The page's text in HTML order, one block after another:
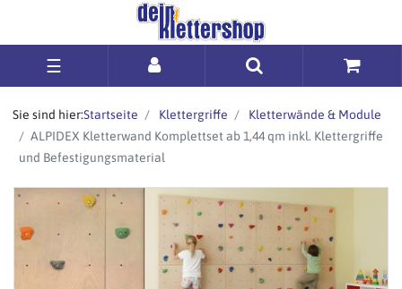
☰
Sie sind hier:Startseite Klettergriffe
Kletterwände & Module
ALPIDEX Kletterwand Komplettset ab 1,44 qm inkl. Klettergriffe
und Befestigungsmaterial